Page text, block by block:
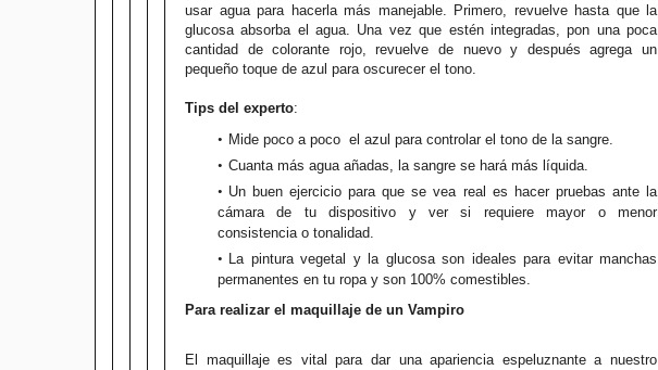
usar agua para hacerla más manejable. Primero, revuelve hasta que la
glucosa absorba el agua. Una vez que estén integradas, pon una poca
cantidad de colorante rojo, revuelve de nuevo y después agrega un
pequeño toque de azul para oscurecer el tono.
Tips del experto:
Mide poco a poco el azul para controlar el tono de la sangre.
Cuanta más agua añadas, la sangre se hará más líquida.
Un buen ejercicio para que se vea real es hacer pruebas ante la
cámara de tu dispositivo y ver si requiere mayor o menor
consistencia o tonalidad.
La pintura vegetal y la glucosa son ideales para evitar manchas
permanentes en tu ropa y son 100% comestibles.
Para realizar el maquillaje de un Vampiro
El maquillaje es vital para dar una apariencia espeluznante a nuestro